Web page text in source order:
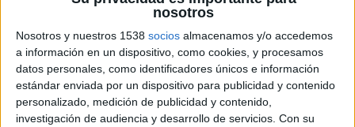
nosotros
Nosotros y nuestros 1538 socios almacenamos y/o accedemos
a información en un dispositivo, como cookies, y procesamos
datos personales, como identificadores únicos e información
estándar enviada por un dispositivo para publicidad y contenido
personalizado, medición de publicidad y contenido,
investigación de audiencia y desarrollo de servicios. Con su
Canales
Otros
Deportes